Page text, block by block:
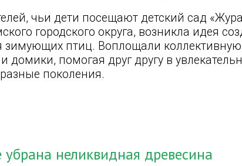
чьи дети посещают детский сад
городского округа, возникла идея
птиц. Воплощали коллективную
домики, помогая друг другу в
поколения.
неликвидная древесина